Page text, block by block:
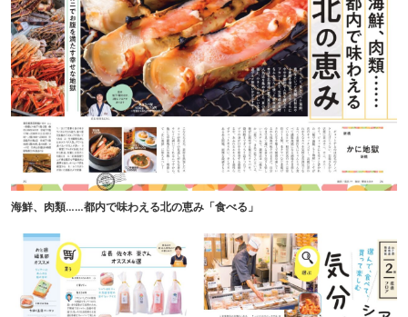
海鮮、肉類……都内で味わえる北の恵み「食べる」